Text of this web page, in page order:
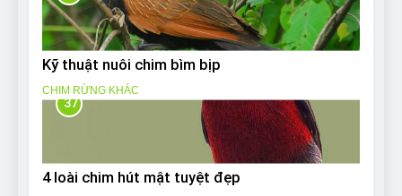
Kỹ thuật nuôi chim bìm bịp
CHIM RỪNG KHÁC
37
4 loài chim hút mật tuyệt đẹp